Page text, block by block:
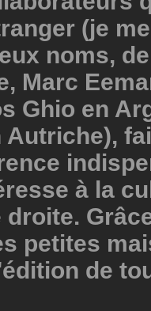
(je
noms,
Marc
Ghio en
Autriche),
à la
petites
de